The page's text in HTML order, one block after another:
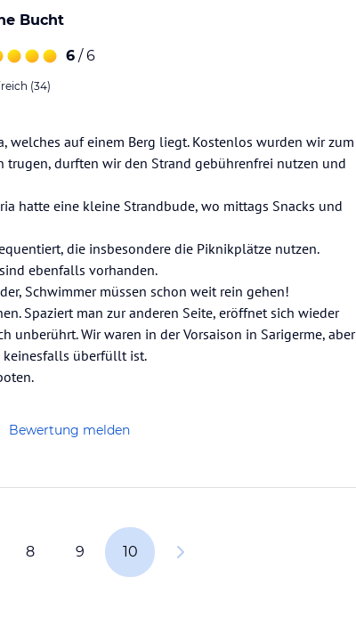
Bucht
6 / 6
(34)
welches auf einem Berg liegt. Kostenlos wurden wir zum
trugen, durften wir den Strand gebührenfrei nutzen und
hatte eine kleine Strandbude, wo mittags Snacks und
die insbesondere die Piknikplätze nutzen.
ebenfalls vorhanden.
Schwimmer müssen schon weit rein gehen!
Spaziert man zur anderen Seite, eröffnet sich wieder
unberührt. Wir waren in der Vorsaison in Sarigerme, aber
keinesfalls überfüllt ist.
Bewertung melden
8 9 10